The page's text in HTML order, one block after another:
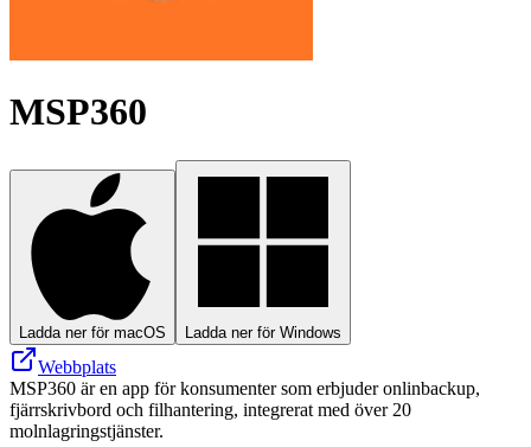
MSP360
Ladda ner för macOS Ladda ner för Windows
Webbplats
MSP360 är en app för konsumenter som erbjuder onlinbackup,
fjärrskrivbord och filhantering, integrerat med över 20
molnlagringstjänster.